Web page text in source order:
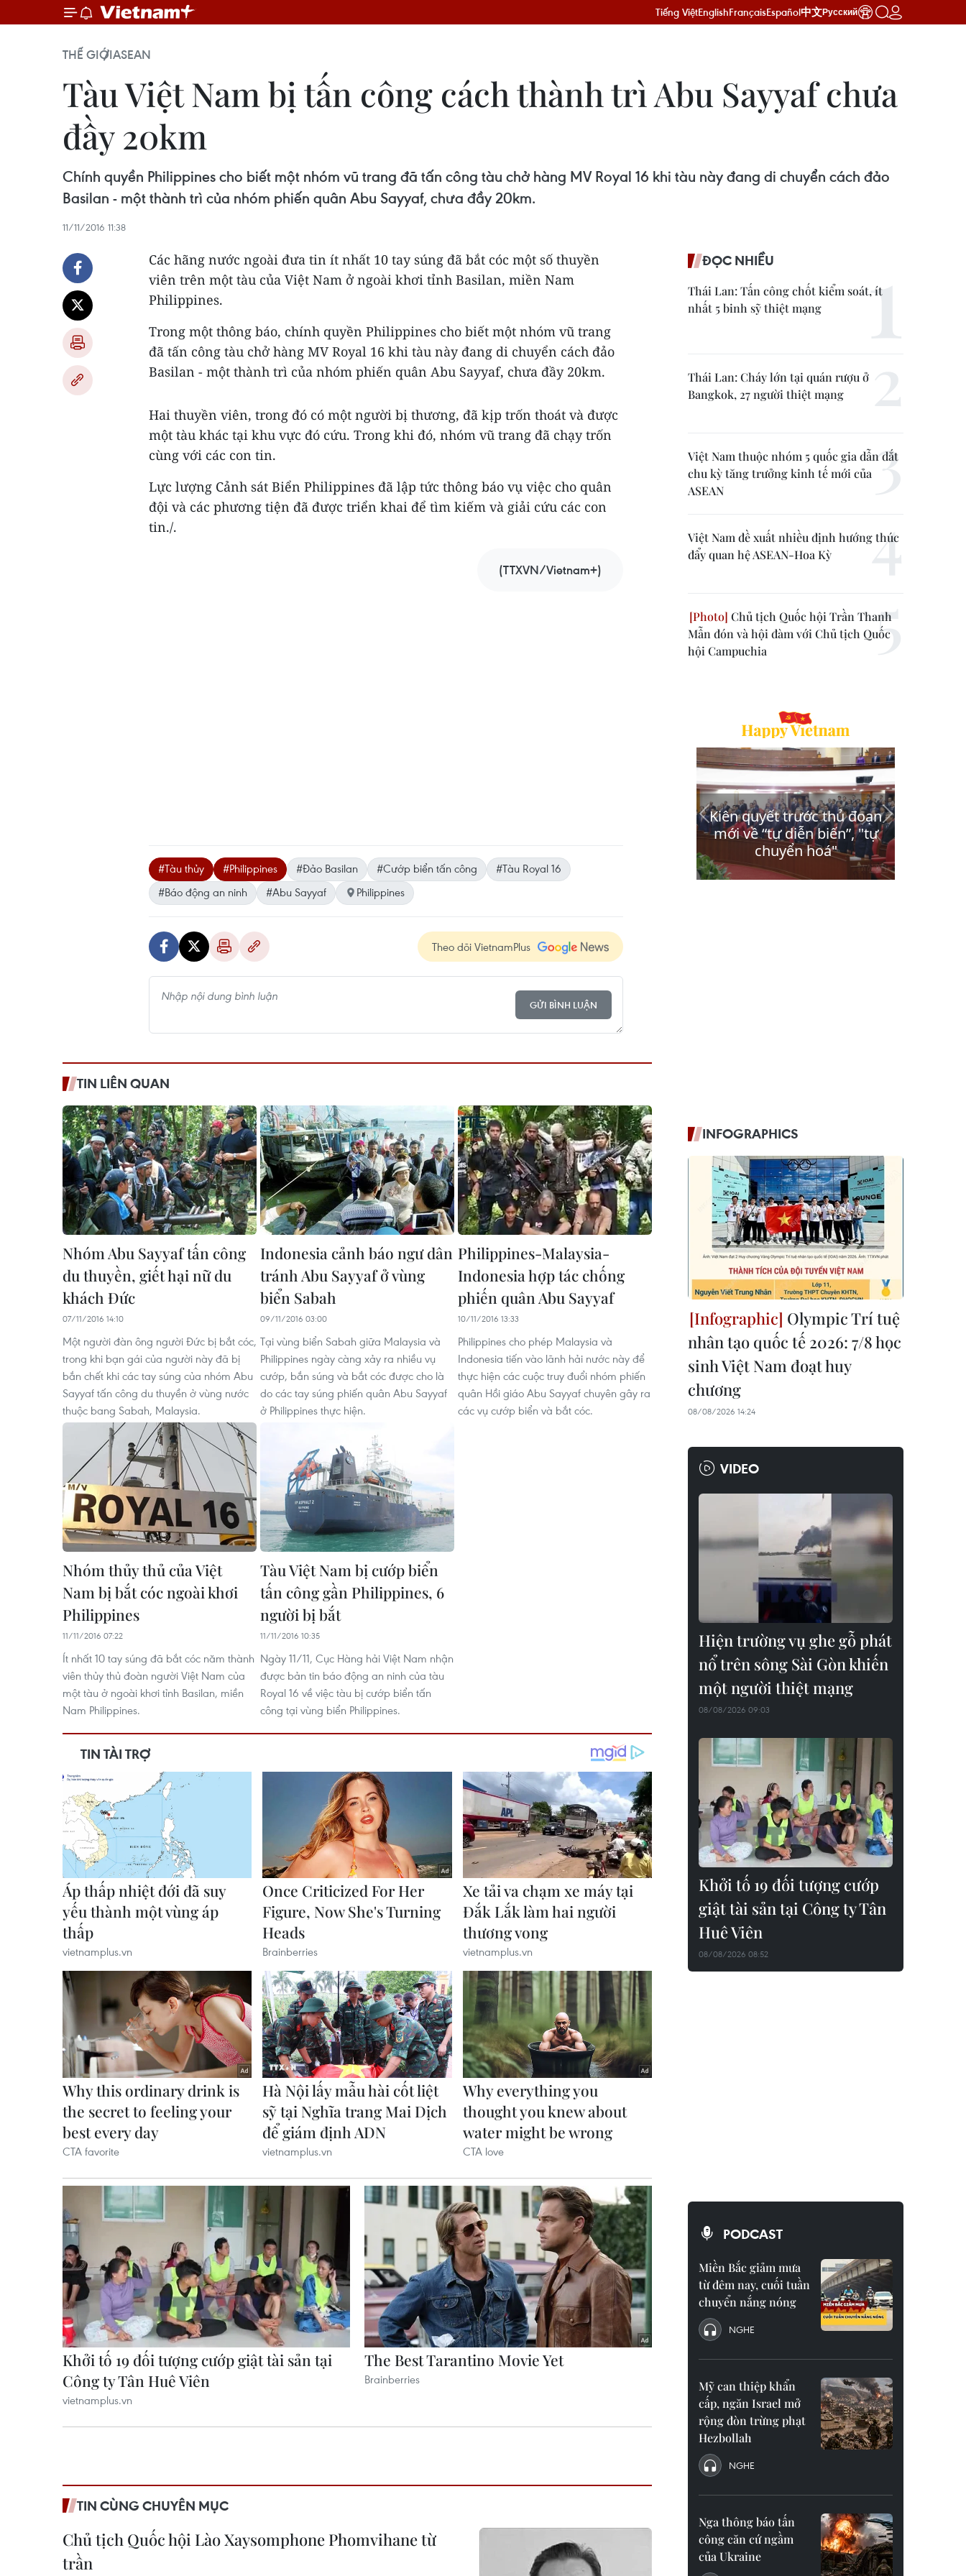
Tiếng ViệtEnglishFrançaisEspañol中文Русский
THẾ GIỚIASEAN
Tàu Việt Nam bị tấn công cách thành trì Abu Sayyaf chưa
đầy 20km
Chính quyền Philippines cho biết một nhóm vũ trang đã tấn công tàu chở hàng MV Royal 16 khi tàu này đang di chuyển cách đảo
Basilan - một thành trì của nhóm phiến quân Abu Sayyaf, chưa đầy 20km.
11/11/2016 11:38
Các hãng nước ngoài đưa tin ít nhất 10 tay súng đã bắt cóc một số thuyền
viên trên một tàu của Việt Nam ở ngoài khơi tỉnh Basilan, miền Nam
Philippines.
Trong một thông báo, chính quyền Philippines cho biết một nhóm vũ trang
đã tấn công tàu chở hàng MV Royal 16 khi tàu này đang di chuyển cách đảo
Basilan - một thành trì của nhóm phiến quân Abu Sayyaf, chưa đầy 20km.
Hai thuyền viên, trong đó có một người bị thương, đã kịp trốn thoát và được
một tàu khác tại khu vực đó cứu. Trong khi đó, nhóm vũ trang đã chạy trốn
cùng với các con tin.
Lực lượng Cảnh sát Biển Philippines đã lập tức thông báo vụ việc cho quân
đội và các phương tiện đã được triển khai để tìm kiếm và giải cứu các con
tin./.
(TTXVN/Vietnam+)
#Tàu thủy #Philippines #Đảo Basilan #Cướp biển tấn công
#Tàu Royal 16
#Báo động an ninh
#Abu Sayyaf Philippines
Theo dõi VietnamPlus
GỬI BÌNH LUẬN
TIN LIÊN QUAN
Nhóm Abu Sayyaf tấn công
du thuyền, giết hại nữ du
khách Đức
07/11/2016 14:10
Một người đàn ông người Đức bị bắt cóc,
trong khi bạn gái của người này đã bị
bắn chết khi các tay súng của nhóm Abu
Sayyaf tấn công du thuyền ở vùng nước
thuộc bang Sabah, Malaysia.
Indonesia cảnh báo ngư dân
tránh Abu Sayyaf ở vùng
biển Sabah
09/11/2016 03:00
Tại vùng biển Sabah giữa Malaysia và
Philippines ngày càng xảy ra nhiều vụ
cướp, bắn súng và bắt cóc được cho là
do các tay súng phiến quân Abu Sayyaf
ở Philippines thực hiện.
Philippines-Malaysia-
Indonesia hợp tác chống
phiến quân Abu Sayyaf
10/11/2016 13:33
Philippines cho phép Malaysia và
Indonesia tiến vào lãnh hải nước này để
thực hiện các cuộc truy đuổi nhóm phiến
quân Hồi giáo Abu Sayyaf chuyên gây ra
các vụ cướp biển và bắt cóc.
Nhóm thủy thủ của Việt
Nam bị bắt cóc ngoài khơi
Philippines
11/11/2016 07:22
Ít nhất 10 tay súng đã bắt cóc năm thành
viên thủy thủ đoàn người Việt Nam của
một tàu ở ngoài khơi tỉnh Basilan, miền
Nam Philippines.
Tàu Việt Nam bị cướp biển
tấn công gần Philippines, 6
người bị bắt
11/11/2016 10:35
Ngày 11/11, Cục Hàng hải Việt Nam nhận
được bản tin báo động an ninh của tàu
Royal 16 về việc tàu bị cướp biển tấn
công tại vùng biển Philippines.
TIN CÙNG CHUYÊN MỤC
Chủ tịch Quốc hội Lào Xaysomphone Phomvihane từ
trần
ĐỌC NHIỀU
Thái Lan: Tấn công chốt kiểm soát, ít
nhất 5 binh sỹ thiệt mạng
Thái Lan: Cháy lớn tại quán rượu ở
Bangkok, 27 người thiệt mạng
Việt Nam thuộc nhóm 5 quốc gia dẫn dắt
chu kỳ tăng trưởng kinh tế mới của
ASEAN
Việt Nam đề xuất nhiều định hướng thúc
đẩy quan hệ ASEAN-Hoa Kỳ
Chủ tịch Quốc hội Trần Thanh
Mẫn đón và hội đàm với Chủ tịch Quốc
hội Campuchia
INFOGRAPHICS
Olympic Trí tuệ
nhân tạo quốc tế 2026: 7/8 học
sinh Việt Nam đoạt huy
chương
08/08/2026 14:24
VIDEO
Hiện trường vụ ghe gỗ phát
nổ trên sông Sài Gòn khiến
một người thiệt mạng
08/08/2026 09:03
Khởi tố 19 đối tượng cướp
giật tài sản tại Công ty Tân
Huê Viên
08/08/2026 08:52
PODCAST
Miền Bắc giảm mưa
từ đêm nay, cuối tuần
chuyển nắng nóng
NGHE
Mỹ can thiệp khẩn
cấp, ngăn Israel mở
rộng đòn trừng phạt
Hezbollah
NGHE
Nga thông báo tấn
công căn cứ ngầm
của Ukraine